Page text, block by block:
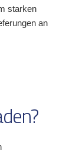
starken
an